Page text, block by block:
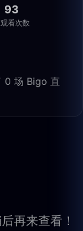
93
看次数
0 场 Bigo 直
再来查看！